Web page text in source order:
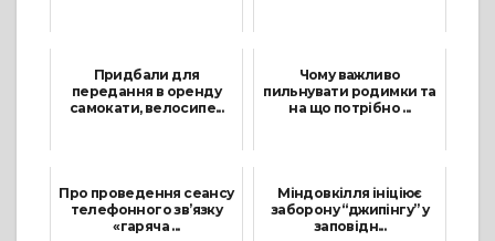
Придбали для
передання в оренду
самокати, велосипе...
Чому важливо
пильнувати родимки та
на що потрібно ...
Про проведення сеансу
телефонного зв’язку
«гаряча ...
Міндовкілля ініціює
заборону “джипінгу” у
заповідн...